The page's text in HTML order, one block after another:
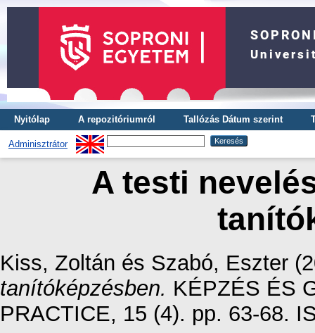
Nyitólap A repozitóriumról Tallózás Dátum szerint
Adminisztrátor
A testi
Kiss, Zoltán és Szabó, Eszter
tanítóképzésben. KÉPZÉS ÉS
PRACTICE, 15 (4). pp. 63-68.